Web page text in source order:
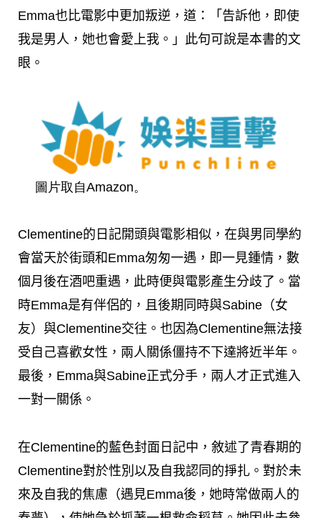
Emma也比電影中更加叛逆，道：「告訴他，即使
我是男人，她也會愛上我。」此句可說是本書的文
眼。
圖片取自Amazon。
Clementine的日記開頭與電影相似，在與男同學約
會當天於街頭和Emma匆匆一遇，即一見鍾情，數
個月後在酒吧重遇，此時便與電影產生分歧了。當
時Emma是有伴侶的，且後期同時與Sabine（女
友）與Clementine交往。也因為Clementine無法接
受自己喜歡女性，兩人關係僵持不下達將近半年。
最後，Emma與Sabine正式分手，兩人才正式進入
一對一關係。
在Clementine的藍色封面日記中，敘述了青春期的
Clementine對於性別以及自我認同的掙扎。對於未
來及自我的焦慮（遇見Emma後，她時常做兩人的